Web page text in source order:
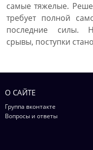
самые тяжелые.
требует полной
последние силы.
срывы, поступки
О САЙТЕ
Группа вконтакте
Вопросы и ответы